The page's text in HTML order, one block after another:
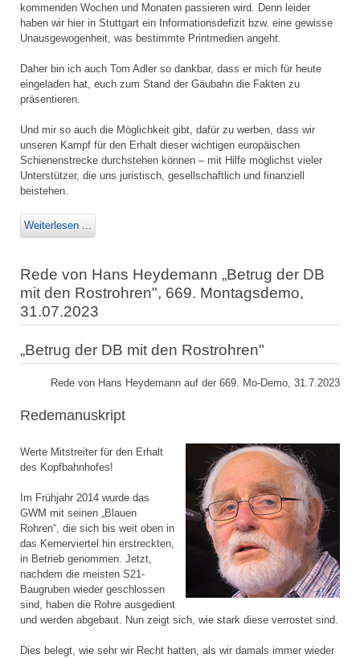
kommenden Wochen und Monaten passieren wird. Denn leider
haben wir hier in Stuttgart ein Informationsdefizit bzw. eine gewisse
Unausgewogenheit, was bestimmte Printmedien angeht.
Daher bin ich auch Tom Adler so dankbar, dass er mich für heute
eingeladen hat, euch zum Stand der Gäubahn die Fakten zu
präsentieren.
Und mir so auch die Möglichkeit gibt, dafür zu werben, dass wir
unseren Kampf für den Erhalt dieser wichtigen europäischen
Schienenstrecke durchstehen können – mit Hilfe möglichst vieler
Unterstützer, die uns juristisch, gesellschaftlich und finanziell
beistehen.
Weiterlesen ...
Rede von Hans Heydemann „Betrug der DB
mit den Rostrohren", 669. Montagsdemo,
31.07.2023
„Betrug der DB mit den Rostrohren"
Rede von Hans Heydemann auf der 669. Mo-Demo, 31.7.2023
Redemanuskript
Werte Mitstreiter für den Erhalt
des Kopfbahnhofes!
Im Frühjahr 2014 wurde das
GWM mit seinen „Blauen
Rohren“, die sich bis weit oben in
das Kernerviertel hin erstreckten,
in Betrieb genommen. Jetzt,
nachdem die meisten S21-
Baugruben wieder geschlossen
sind, haben die Rohre ausgedient
und werden abgebaut. Nun zeigt sich, wie stark diese verrostet sind.
Dies belegt, wie sehr wir Recht hatten, als wir damals immer wieder